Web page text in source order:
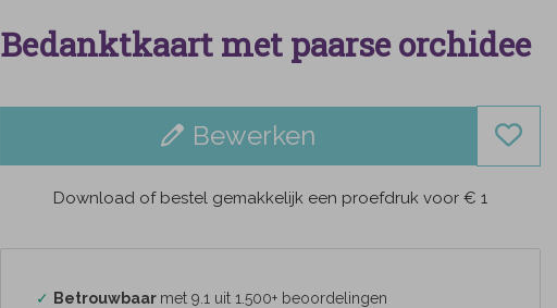
Bedanktkaart met paarse orchidee
Bewerken
Download of bestel gemakkelijk een proefdruk voor € 1
✓ Betrouwbaar met 9.1 uit 1.500+ beoordelingen